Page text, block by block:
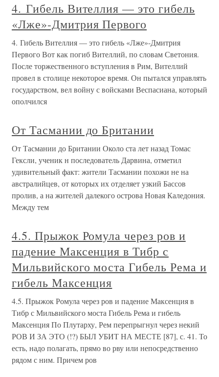
4. Гибель Вителлия — это гибель
«Лже»-Дмитрия Первого
4. Гибель Вителлия — это гибель «Лже»-Дмитрия
Первого Вот как погиб Вителлий, по словам Светония.
После торжественного вступления в Рим, Вителлий
провел в столице некоторое время. Он пытался управлять
государством, вел войну с войсками Веспасиана, который
ополчился
От Тасмании до Британии
От Тасмании до Британии Около ста лет назад Томас
Гексли, ученик н последователь Дарвина, отметил
удивительный факт: жители Тасмании похожи не на
австралийцев, от которых их отделяет узкий Бассов
пролив, а на жителей далекого острова Новая Каледония.
Между тем
4.5. Прыжок Ромула через ров и
падение Максенция в Тибр с
Мильвийского моста Гибель Рема и
гибель Максенция
4.5. Прыжок Ромула через ров и падение Максенция в
Тибр с Мильвийского моста Гибель Рема и гибель
Максенция По Плутарху, Рем перепрыгнул через некий
РОВ И ЗА ЭТО (!?) БЫЛ УБИТ НА МЕСТЕ [87], с. 41. То
есть, надо полагать, прямо во рву или непосредственно
рядом с ним. Причем ров